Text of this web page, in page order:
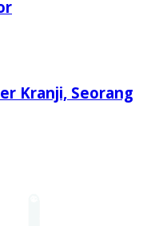
Kranji, Seorang